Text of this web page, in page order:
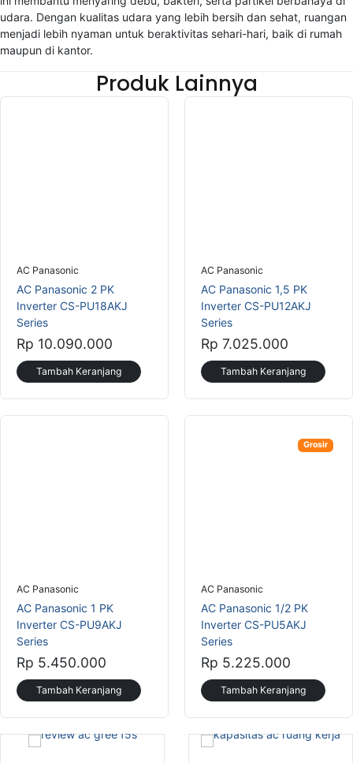
udara. Dengan kualitas udara yang lebih bersih dan sehat, ruangan
menjadi lebih nyaman untuk beraktivitas sehari-hari, baik di rumah
maupun di kantor.
Produk Lainnya
AC Panasonic
AC Panasonic 2 PK
Inverter CS-PU18AKJ
Series
Rp 10.090.000
Tambah Keranjang
AC Panasonic
AC Panasonic 1,5 PK
Inverter CS-PU12AKJ
Series
Rp 7.025.000
Tambah Keranjang
AC Panasonic
AC Panasonic 1 PK
Inverter CS-PU9AKJ
Series
Rp 5.450.000
Tambah Keranjang
Grosir
AC Panasonic
AC Panasonic 1/2 PK
Inverter CS-PU5AKJ
Series
Rp 5.225.000
Tambah Keranjang